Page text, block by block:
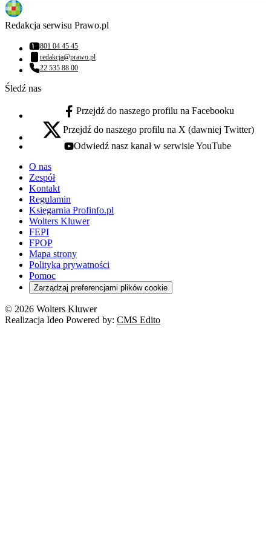
Redakcja serwisu Prawo.pl
Numer telefonu:
801 04 45 45
Adres email:
redakcja@prawo.pl
Numer telefonu:
22 535 88 00
Śledź nas
facebook - otwiera się w nowej karcie
Przejdź do naszego profilu na Facebooku
x - otwiera się w nowej karcie
Przejdź do naszego profilu na X (dawniej Twitter)
youtube - otwiera się w nowej karcie
Odwiedź nasz kanał w serwisie YouTube
O nas
Zespół
Kontakt
Regulamin
Księgarnia Profinfo.pl
Wolters Kluwer
FEPI
FPOP
Mapa strony
Polityka prywatności
Pomoc
Zarządzaj preferencjami plików cookie
© 2026 Wolters Kluwer
Realizacja Ideo Powered by: CMS Edito